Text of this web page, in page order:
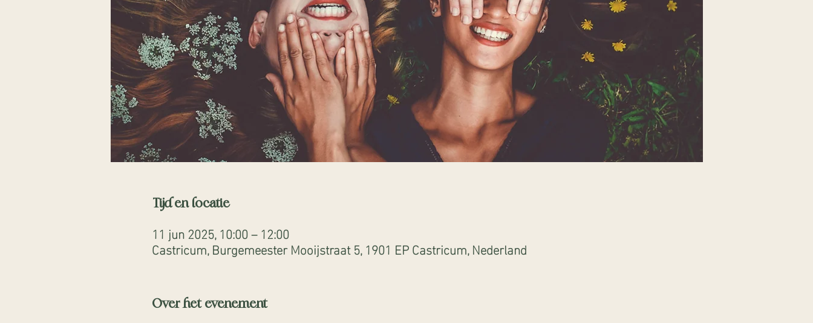
Tijd en locatie
11 jun 2025, 10:00 – 12:00
Castricum, Burgemeester Mooijstraat 5, 1901 EP Castricum, Nederland
Over het evenement